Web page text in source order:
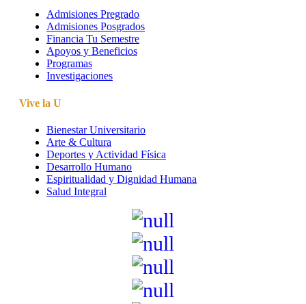
Admisiones Pregrado
Admisiones Posgrados
Financia Tu Semestre
Apoyos y Beneficios
Programas
Investigaciones
Vive la U
Bienestar Universitario
Arte & Cultura
Deportes y Actividad Física
Desarrollo Humano
Espiritualidad y Dignidad Humana
Salud Integral